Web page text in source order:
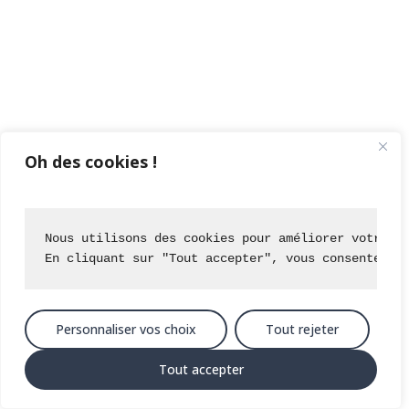
Oh des cookies !
Nous utilisons des cookies pour améliorer
En cliquant sur "Tout accepter", vous consentez
Personnaliser vos choix Tout rejeter
Tout accepter